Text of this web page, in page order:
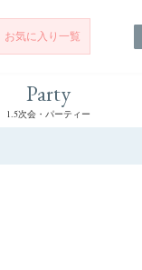
お気に入り 一覧
Party
1.5次会・パーティー